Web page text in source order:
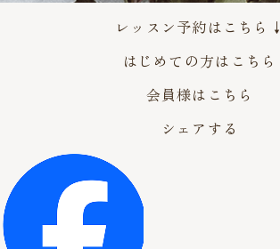
レッスン予約はこちら↓
はじめての方はこちら
会員様はこちら
シェアする